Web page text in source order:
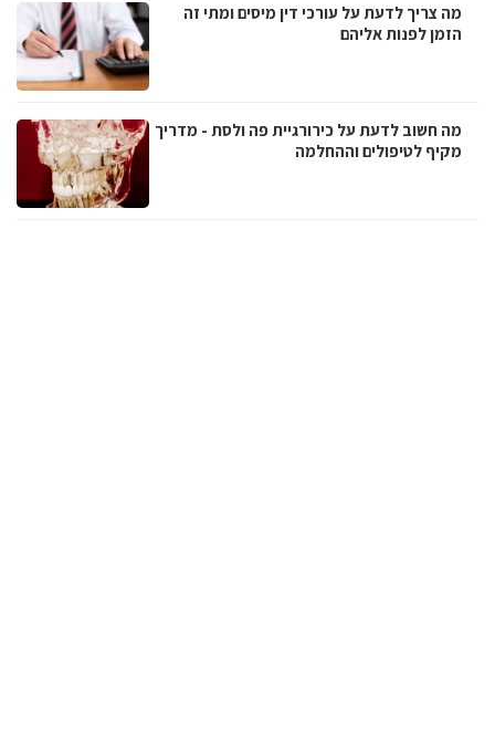
מה צריך לדעת על עורכי דין מיסים ומתי זה
הזמן לפנות אליהם
מה חשוב לדעת על כירורגיית פה ולסת - מדריך
מקיף לטיפולים וההחלמה